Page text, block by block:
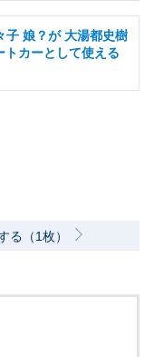
子 娘？が 大湯都史樹
カーとして使える
る（1枚）